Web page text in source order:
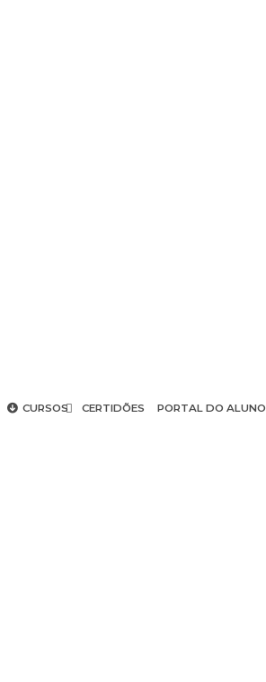
CURSOS CERTIDÕES PORTAL DO ALUNO